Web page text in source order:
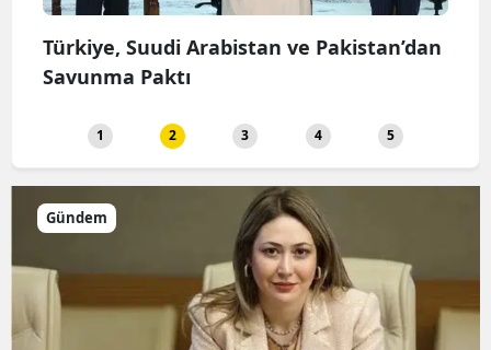
Türkiye, Suudi Arabistan ve Pakistan’dan
Savunma Paktı
1 2 3 4 5
Gündem